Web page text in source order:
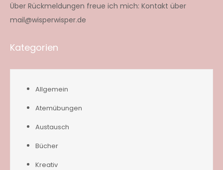
Über Rückmeldungen freue ich mich: Kontakt über
mail@wisperwisper.de
Kategorien
Allgemein
Atemübungen
Austausch
Bücher
Kreativ